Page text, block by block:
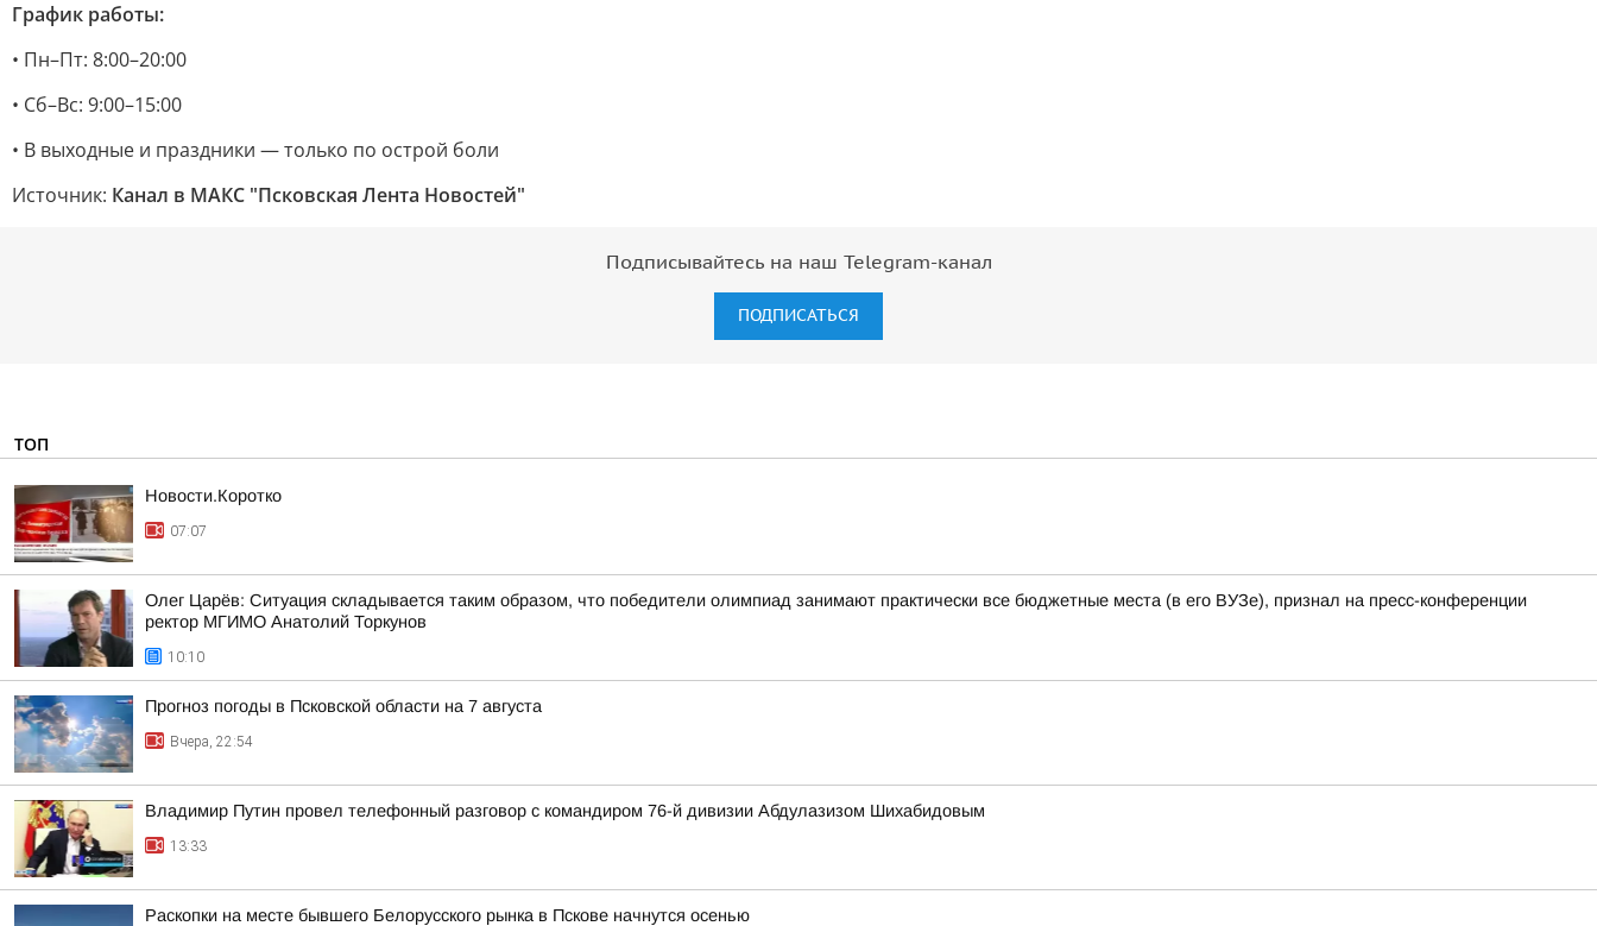
График работы:
• Пн–Пт: 8:00–20:00
• Сб–Вс: 9:00–15:00
• В выходные и праздники — только по острой боли
Источник: Канал в МАКС "Псковская Лента Новостей"
Подписывайтесь на наш Telegram-канал
ПОДПИСАТЬСЯ
ТОП
Новости.Коротко
07:07
Олег Царёв: Ситуация складывается таким образом, что победители олимпиад занимают практически все бюджетные места (в его ВУЗе), признал на пресс-конференции
ректор МГИМО Анатолий Торкунов
10:10
Прогноз погоды в Псковской области на 7 августа
Вчера, 22:54
Владимир Путин провел телефонный разговор с командиром 76-й дивизии Абдулазизом Шихабидовым
13:33
Раскопки на месте бывшего Белорусского рынка в Пскове начнутся осенью